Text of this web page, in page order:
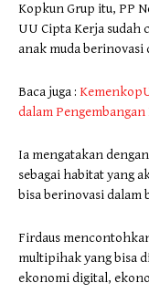
Kopkun Grup itu, PP
UU Cipta Kerja sudah
anak muda
Baca juga :
dalam
Ia mengatakan
sebagai habitat yang
bisa berinovasi dalam
Firdaus
multipihak yang bisa
ekonomi digital,